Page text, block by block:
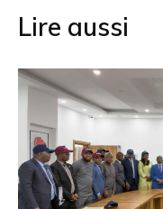
Lire aussi